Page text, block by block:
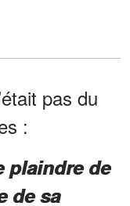
pas du
:
plaindre de
de sa